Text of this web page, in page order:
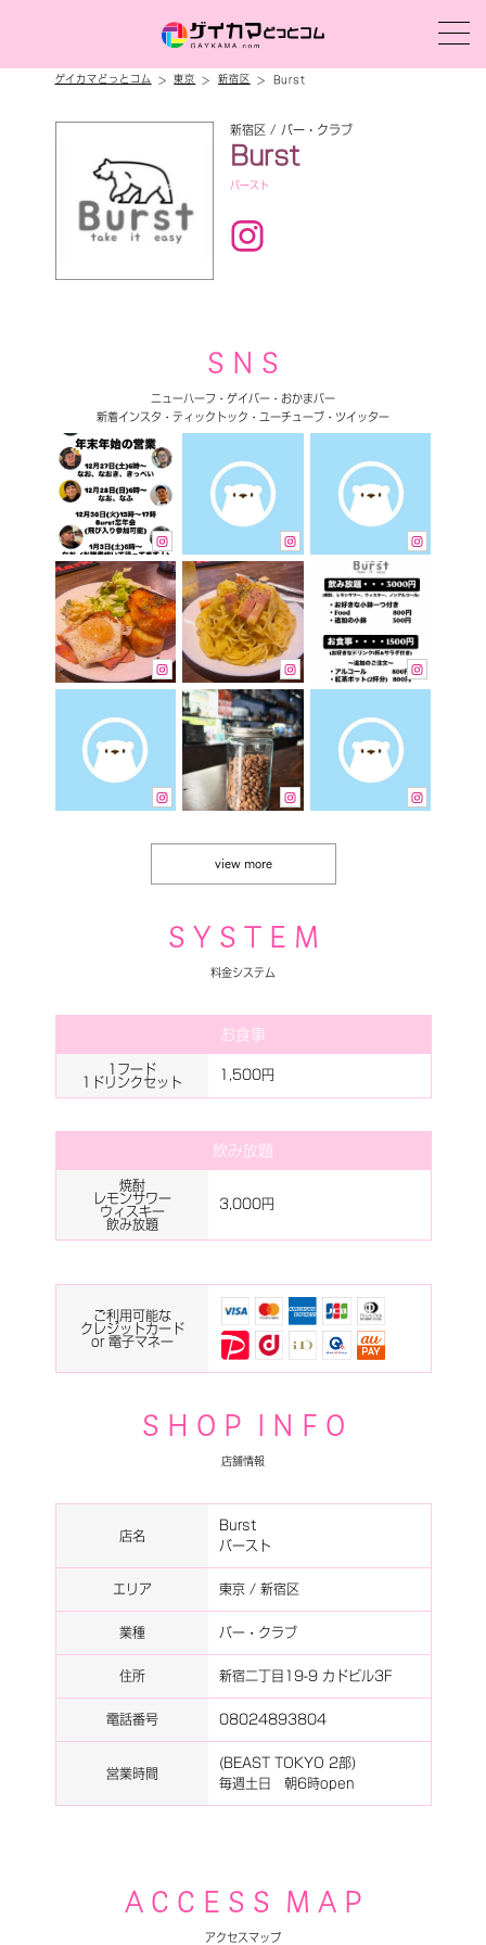
ゲイカマどっとコム 東京 新宿区 Burst
新宿区 / バー・クラブ
Burst
バースト
S N S
ニューハーフ・ゲイバー・おかまバー
新着インスタ・ティックトック・ユーチューブ・ツイッター
view more
S Y S T E M
料金システム
お食事
1フード
1ドリンクセット
1,500円
飲み放題
焼酎
レモンサワー
ウィスキー
飲み放題
3,000円
ご利用可能な
クレジットカード
or 電子マネー
S H O P I N F O
店舗情報
店名
Burst
バースト
エリア 東京 / 新宿区
業種 バー・クラブ
住所 新宿二丁目19-9 カドビル3F
電話番号 08024893804
営業時間
(BEAST TOKYO 2部)
毎週土日 朝6時open
A C C E S S M A P
アクセスマップ